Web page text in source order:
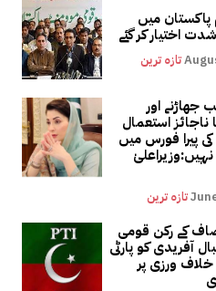
پاکستان میں
اختیار کر گئے
تازہ ترین
جھاڑنے اور
ناجائز استعمال
کی پیرا فورس میں
تازہ ترین
کے رکن قومی
آفریدی کو پارٹی
ورزی پر